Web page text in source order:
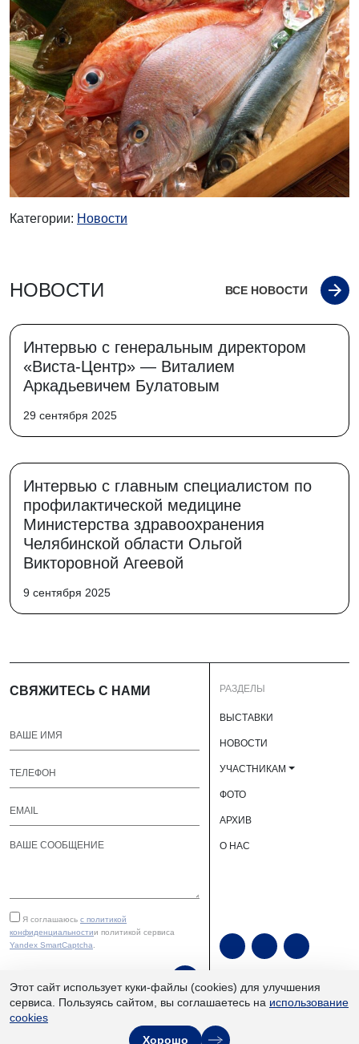
Категории: Новости
НОВОСТИ ВСЕ НОВОСТИ
Интервью с генеральным директором
«Виста-Центр» — Виталием
Аркадьевичем Булатовым
29 сентября 2025
Интервью с главным специалистом по
профилактической медицине
Министерства здравоохранения
Челябинской области Ольгой
Викторовной Агеевой
9 сентября 2025
СВЯЖИТЕСЬ С НАМИ
Я соглашаюсь с политикой
конфиденциальностии политикой сервиса
Yandex SmartCaptcha
РАЗДЕЛЫ
ВЫСТАВКИ
НОВОСТИ
УЧАСТНИКАМ
ФОТО
АРХИВ
О НАС
ЮУКВЦ «Экспочел» | ©
Этот сайт использует куки-файлы (cookies) для улучшения
сервиса. Пользуясь сайтом, вы соглашаетесь на использование
cookies
Хорошо